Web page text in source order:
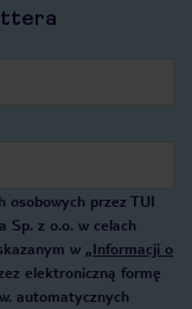
osobowych przez TUI
Sp. z o.o. w celach
w „Informacji o
elektroniczną formę
automatycznych